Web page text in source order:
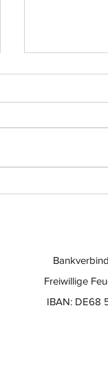
Eine
Freiwillige
IBAN: DE68